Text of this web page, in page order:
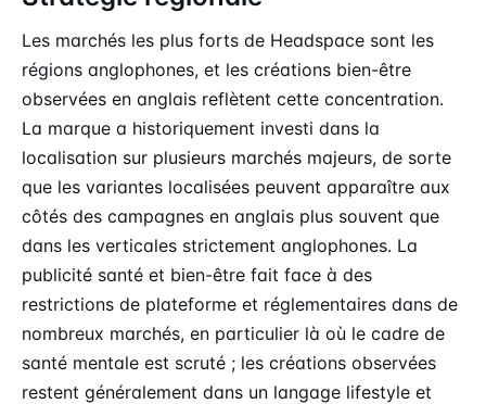
Les marchés les plus forts de Headspace sont les
régions anglophones, et les créations bien-être
observées en anglais reflètent cette concentration.
La marque a historiquement investi dans la
localisation sur plusieurs marchés majeurs, de sorte
que les variantes localisées peuvent apparaître aux
côtés des campagnes en anglais plus souvent que
dans les verticales strictement anglophones. La
publicité santé et bien-être fait face à des
restrictions de plateforme et réglementaires dans de
nombreux marchés, en particulier là où le cadre de
santé mentale est scruté ; les créations observées
restent généralement dans un langage lifestyle et